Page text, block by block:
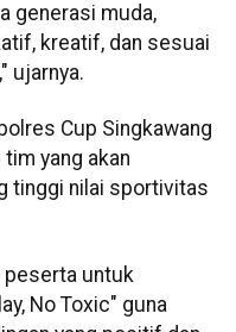
generasi muda,
kreatif, dan sesuai
ujarnya.
Cup Singkawang
yang akan
tinggi nilai sportivitas
peserta untuk
No Toxic" guna